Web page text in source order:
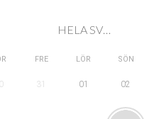
HELA SVERIGE
FRE LÖR SÖN
31 01 02